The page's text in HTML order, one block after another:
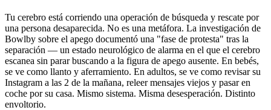
Tu cerebro está corriendo una operación de búsqueda y rescate por
una persona desaparecida. No es una metáfora. La investigación de
Bowlby sobre el apego documentó una "fase de protesta" tras la
separación — un estado neurológico de alarma en el que el cerebro
escanea sin parar buscando a la figura de apego ausente. En bebés,
se ve como llanto y aferramiento. En adultos, se ve como revisar su
Instagram a las 2 de la mañana, releer mensajes viejos y pasar en
coche por su casa. Mismo sistema. Misma desesperación. Distinto
envoltorio.